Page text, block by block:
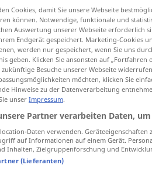
Engerling ZOOL
Cookies, damit Sie unsere Webseite
können. Notwendige, funktionale und
Auswertung unserer Webseite erforderlich
Endgerät gespeichert. Marketing-Cookies
werden nur gespeichert, wenn Sie uns
geben. Klicken Sie ansonsten auf
Besuche unserer Webseite
möchten, klicken Sie
Hinweise zu der Datenverarbeitung
unser Impressum.
Partner verarbeiten Daten,
Daten verwenden.
auf Informationen auf einem Gerät.
Inhalten, Zielgruppenforschung und
(Lieferanten)